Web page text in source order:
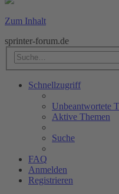
Zum Inhalt
sprinter-forum.de
Schnellzugriff
Unbeantwortete
Aktive Themen
Suche
FAQ
Anmelden
Registrieren